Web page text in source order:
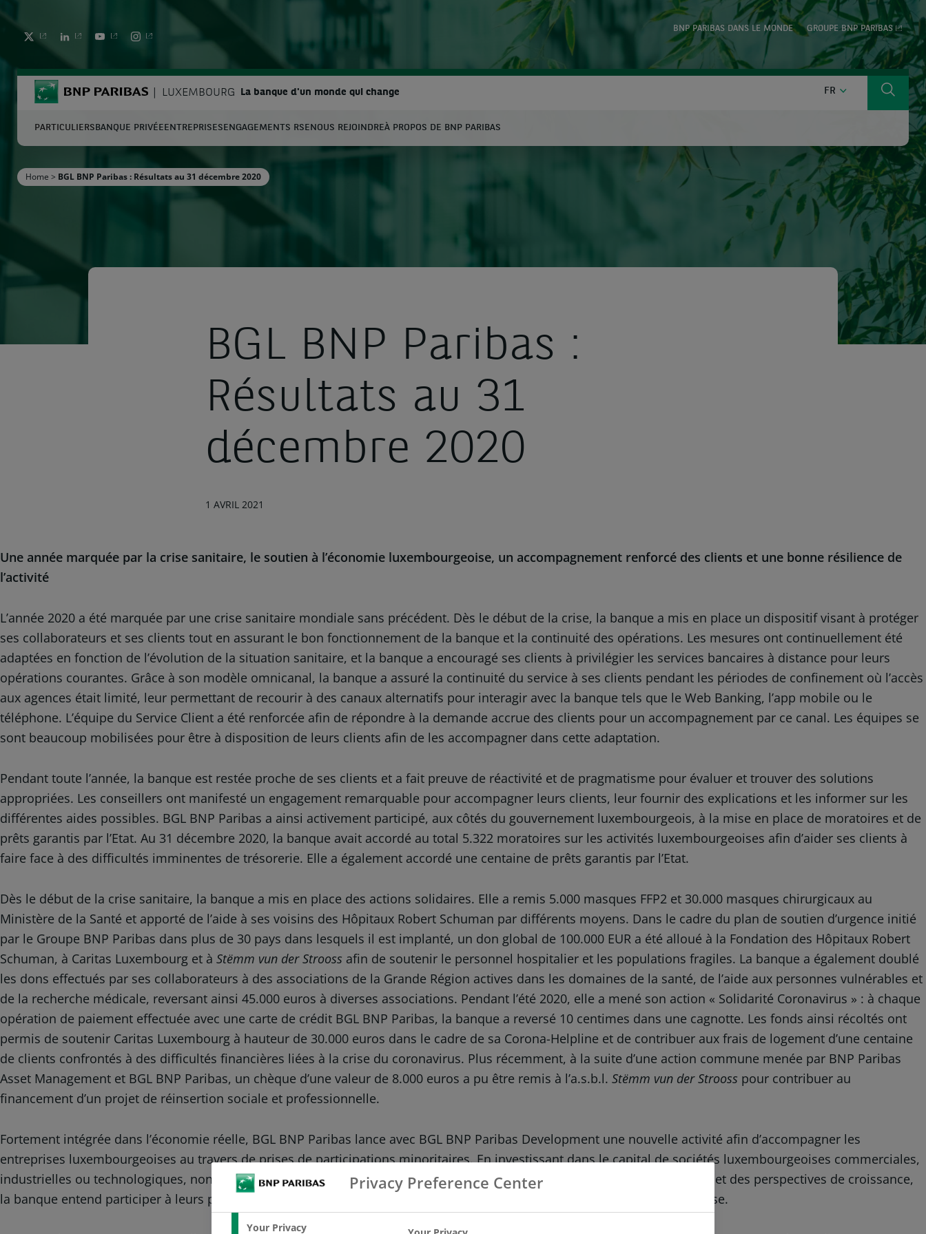
TWITTER LINKEDIN YOUTUBE INSTAGRAM
BNP PARIBAS DANS LE MONDE GROUPE BNP PARIBAS
BNP Paribas LUXEMBOURG La banque d'un monde qui change FR FRANÇAIS
Entrez les termes à rechercher
PARTICULIERS BANQUE PRIVÉE ENTREPRISES ENGAGEMENTS RSE NOUS REJOINDREÀ PROPOS DE BNP PARIBAS
Home > BGL BNP Paribas : Résultats au 31 décembre 2020
BGL BNP Paribas :
Résultats au 31
décembre 2020
1 AVRIL 2021
Une année marquée par la crise sanitaire, le soutien à l’économie luxembourgeoise, un accompagnement renforcé des clients et une bonne résilience de
l’activité
L’année 2020 a été marquée par une crise sanitaire mondiale sans précédent. Dès le début de la crise, la banque a mis en place un dispositif visant à protéger
ses collaborateurs et ses clients tout en assurant le bon fonctionnement de la banque et la continuité des opérations. Les mesures ont continuellement été
adaptées en fonction de l’évolution de la situation sanitaire, et la banque a encouragé ses clients à privilégier les services bancaires à distance pour leurs
opérations courantes. Grâce à son modèle omnicanal, la banque a assuré la continuité du service à ses clients pendant les périodes de confinement où l’accès
aux agences était limité, leur permettant de recourir à des canaux alternatifs pour interagir avec la banque tels que le Web Banking, l’app mobile ou le
téléphone. L’équipe du Service Client a été renforcée afin de répondre à la demande accrue des clients pour un accompagnement par ce canal. Les équipes se
sont beaucoup mobilisées pour être à disposition de leurs clients afin de les accompagner dans cette adaptation.
Pendant toute l’année, la banque est restée proche de ses clients et a fait preuve de réactivité et de pragmatisme pour évaluer et trouver des solutions
appropriées. Les conseillers ont manifesté un engagement remarquable pour accompagner leurs clients, leur fournir des explications et les informer sur les
différentes aides possibles. BGL BNP Paribas a ainsi activement participé, aux côtés du gouvernement luxembourgeois, à la mise en place de moratoires et de
prêts garantis par l’Etat. Au 31 décembre 2020, la banque avait accordé au total 5.322 moratoires sur les activités luxembourgeoises afin d’aider ses clients à
faire face à des difficultés imminentes de trésorerie. Elle a également accordé une centaine de prêts garantis par l’Etat.
Dès le début de la crise sanitaire, la banque a mis en place des actions solidaires. Elle a remis 5.000 masques FFP2 et 30.000 masques chirurgicaux au
Ministère de la Santé et apporté de l’aide à ses voisins des Hôpitaux Robert Schuman par différents moyens. Dans le cadre du plan de soutien d’urgence initié
par le Groupe BNP Paribas dans plus de 30 pays dans lesquels il est implanté, un don global de 100.000 EUR a été alloué à la Fondation des Hôpitaux Robert
Schuman, à Caritas Luxembourg et à Stëmm vun der Strooss afin de soutenir le personnel hospitalier et les populations fragiles. La banque a également doublé
les dons effectués par ses collaborateurs à des associations de la Grande Région actives dans les domaines de la santé, de l’aide aux personnes vulnérables et
de la recherche médicale, reversant ainsi 45.000 euros à diverses associations. Pendant l’été 2020, elle a mené son action « Solidarité Coronavirus » : à chaque
opération de paiement effectuée avec une carte de crédit BGL BNP Paribas, la banque a reversé 10 centimes dans une cagnotte. Les fonds ainsi récoltés ont
permis de soutenir Caritas Luxembourg à hauteur de 30.000 euros dans le cadre de sa Corona-Helpline et de contribuer aux frais de logement d’une centaine
de clients confrontés à des difficultés financières liées à la crise du coronavirus. Plus récemment, à la suite d’une action commune menée par BNP Paribas
Asset Management et BGL BNP Paribas, un chèque d’une valeur de 8.000 euros a pu être remis à l’a.s.b.l. Stëmm vun der Strooss pour contribuer au
financement d’un projet de réinsertion sociale et professionnelle.
Fortement intégrée dans l’économie réelle, BGL BNP Paribas lance avec BGL BNP Paribas Development une nouvelle activité afin d’accompagner les
entreprises luxembourgeoises au travers de prises de participations minoritaires. En investissant dans le capital de sociétés luxembourgeoises commerciales,
industrielles ou technologiques, non cotées, avec un chiffre d’affaires supérieur à 10 millions d’euros, une activité rentable et des perspectives de croissance,
la banque entend participer à leurs projets de croissance interne ou externe et les soutenir dans la transmission d’entreprise.
Privacy Preference Center
Your Privacy